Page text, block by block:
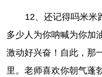
12、还记得吗米米
多少人为你呐喊为你加
激动好兴奋！自此，那
里。老师喜欢你朝气蓬